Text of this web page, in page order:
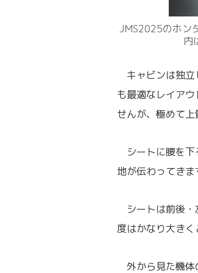
JMS2025のホン
内
キャビンは独立
も最適なレイア
せんが、極めて上
シートに腰を下
地が伝わってきま
シートは前後・
度はかなり大きく
外から見た機体